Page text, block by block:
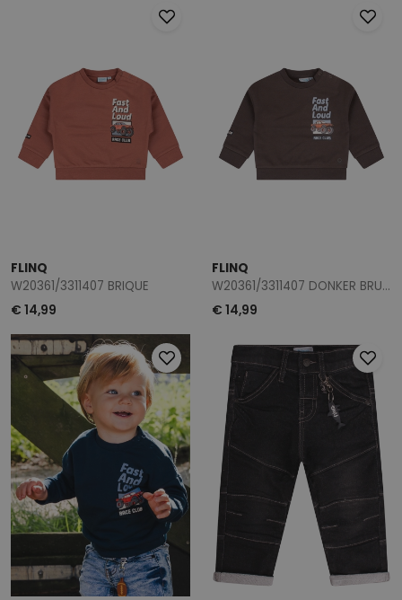
FLINQ
W20361/3311407 BRIQUE
€ 14,99
FLINQ
W20361/3311407 DONKER BRUIN
€ 14,99